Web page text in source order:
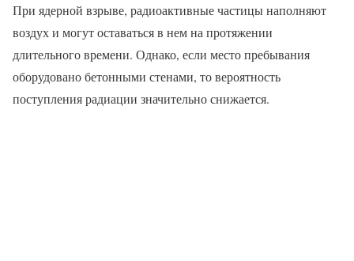
При ядерной взрыве, радиоактивные частицы наполняют
воздух и могут оставаться в нем на протяжении
длительного времени. Однако, если место пребывания
оборудовано бетонными стенами, то вероятность
поступления радиации значительно снижается.